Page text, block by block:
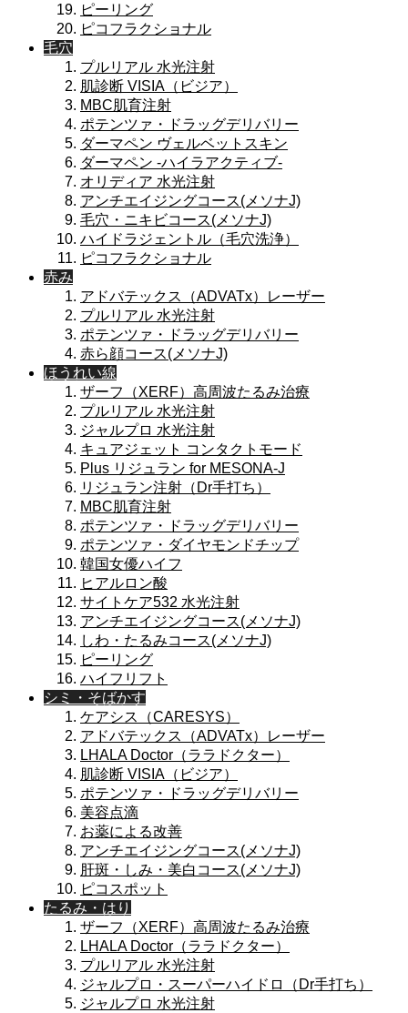
ピーリング
ピコフラクショナル
毛穴
プルリアル 水光注射
肌診断 VISIA（ビジア）
MBC肌育注射
ポテンツァ・ドラッグデリバリー
ダーマペン ヴェルベットスキン
ダーマペン -ハイラアクティブ-
オリディア 水光注射
アンチエイジングコース(メソナJ)
毛穴・ニキビコース(メソナJ)
ハイドラジェントル（毛穴洗浄）
ピコフラクショナル
赤み
アドバテックス（ADVATx）レーザー
プルリアル 水光注射
ポテンツァ・ドラッグデリバリー
赤ら顔コース(メソナJ)
ほうれい線
ザーフ（XERF）高周波たるみ治療
プルリアル 水光注射
ジャルプロ 水光注射
キュアジェット コンタクトモード
Plus リジュラン for MESONA-J
リジュラン注射（Dr手打ち）
MBC肌育注射
ポテンツァ・ドラッグデリバリー
ポテンツァ・ダイヤモンドチップ
韓国女優ハイフ
ヒアルロン酸
サイトケア532 水光注射
アンチエイジングコース(メソナJ)
しわ・たるみコース(メソナJ)
ピーリング
ハイフリフト
シミ・そばかす
ケアシス（CARESYS）
アドバテックス（ADVATx）レーザー
LHALA Doctor（ララドクター）
肌診断 VISIA（ビジア）
ポテンツァ・ドラッグデリバリー
美容点滴
お薬による改善
アンチエイジングコース(メソナJ)
肝斑・しみ・美白コース(メソナJ)
ピコスポット
たるみ・はり
ザーフ（XERF）高周波たるみ治療
LHALA Doctor（ララドクター）
プルリアル 水光注射
ジャルプロ・スーパーハイドロ（Dr手打ち）
ジャルプロ 水光注射